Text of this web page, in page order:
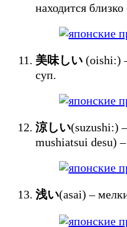
находится
美味しい (oishi:)
суп.
涼しい(suzushi:)
mushiatsui desu)
浅い(asai) –